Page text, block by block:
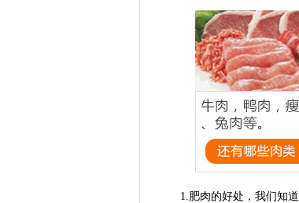
1.肥肉的好处，我们知道